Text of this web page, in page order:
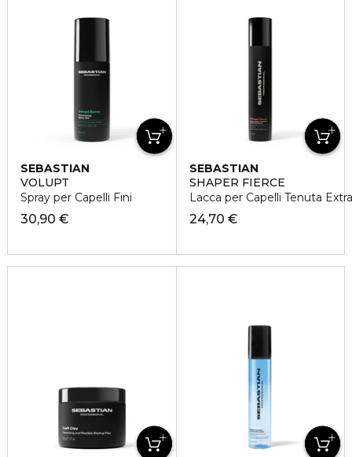
SEBASTIAN
VOLUPT
Spray per Capelli Fini
30,90 €
SEBASTIAN
SHAPER FIERCE
Lacca per Capelli Tenuta
24,70 €